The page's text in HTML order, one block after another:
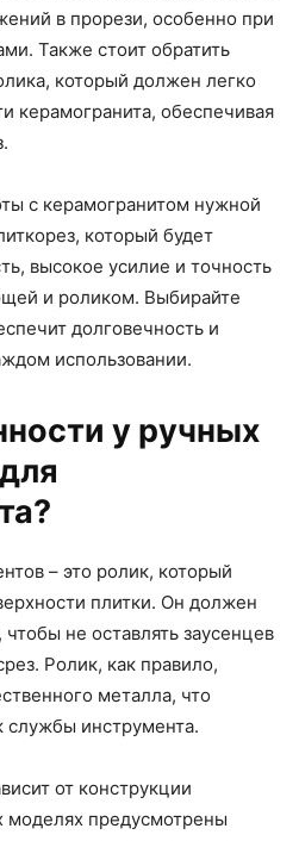
в прорези, особенно при
Также стоит обратить
который должен легко
керамогранита, обеспечивая
с керамогранитом нужной
который будет
высокое усилие и точность
и роликом. Выбирайте
долговечность и
использовании.
у ручных
– это ролик, который
плитки. Он должен
не оставлять заусенцев
Ролик, как правило,
металла, что
службы инструмента.
от конструкции
моделях предусмотрены